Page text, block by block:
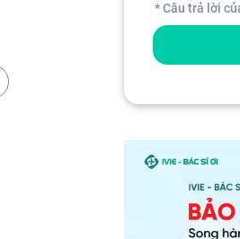
* Câu trả lời